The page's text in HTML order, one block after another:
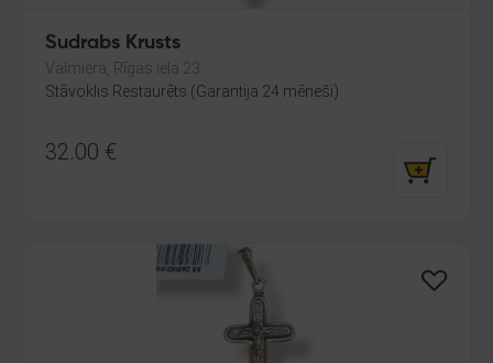
Sudrabs Krusts
Valmiera, Rīgas iela 23
Stāvoklis Restaurēts (Garantija 24 mēneši)
32.00 €